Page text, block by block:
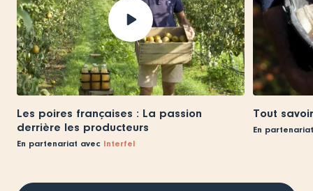
Les poires françaises : La passion
derrière les producteurs
En partenariat avec Interfel
Tout
En